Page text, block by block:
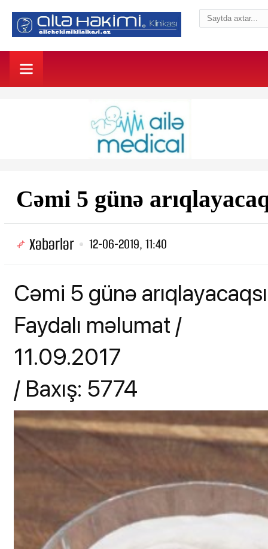
Cəmi 5 günə
Xəbərlər 12-06-2019, 11:40
Cəmi 5 günə
Faydalı məlumat /
11.09.2017
/ Baxış: 5774